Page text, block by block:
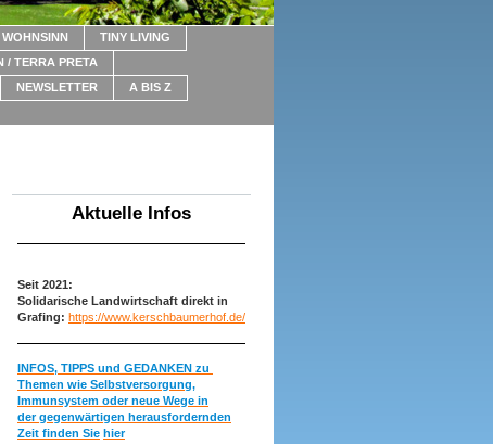
WOHNSINN
TINY LIVING
/ TERRA PRETA
NEWSLETTER
A BIS Z
Aktuelle Infos
Seit 2021:
Solidarische Landwirtschaft direkt in
Grafing: https://www.kerschbaumerhof.de/
INFOS, TIPPS und GEDANKEN zu
Themen wie Selbstversorgung,
Immunsystem oder neue Wege in
der gegenwärtigen herausfordernden
Zeit finden Sie hier